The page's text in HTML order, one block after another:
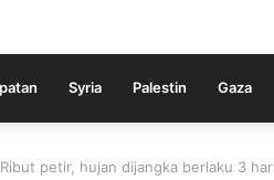
Syria Palestin Gaza
Ribut petir, hujan dijangka berlaku 3